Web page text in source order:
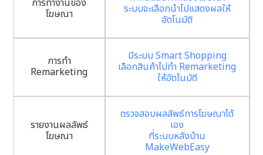
โฆษณา ระบบจะเลือกนำไปแสดงผลให้
อัตโนมัติ
การทำ
Remarketing
มีระบบ Smart Shopping
เลือกสินค้าไปทำ Remarketing
ให้อัตโนมัติ
รายงานผลลัพธ์
โฆษณา
ตรวจสอบผลลัพธ์การโฆษณาได้
เอง
ที่ระบบหลังบ้าน
MakeWebEasy